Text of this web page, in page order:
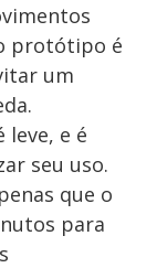
protótipo é
um
e é
seu uso.
que o
para